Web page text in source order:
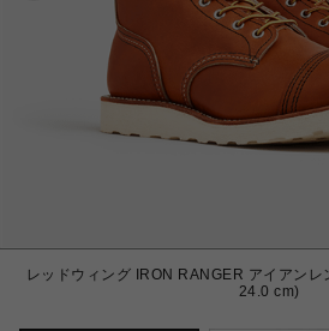
レッドウィング IRON RANGER アイアン
24.0 cm)